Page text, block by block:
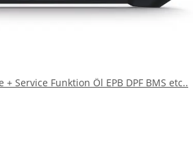
+ Service Funktion Öl EPB DPF BMS etc..